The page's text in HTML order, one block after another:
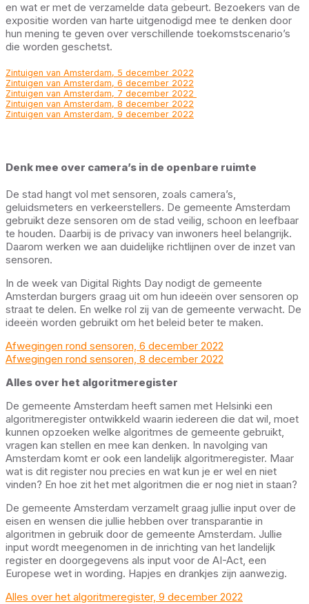
en wat er met de verzamelde data gebeurt. Bezoekers van de
expositie worden van harte uitgenodigd mee te denken door
hun mening te geven over verschillende toekomstscenario’s
die worden geschetst.
Zintuigen van Amsterdam, 5 december 2022
Zintuigen van Amsterdam, 6 december 2022
Zintuigen van Amsterdam, 7 december 2022
Zintuigen van Amsterdam, 8 december 2022
Zintuigen van Amsterdam, 9 december 2022
Denk mee over camera’s in de openbare ruimte
De stad hangt vol met sensoren, zoals camera’s,
geluidsmeters en verkeerstellers. De gemeente Amsterdam
gebruikt deze sensoren om de stad veilig, schoon en leefbaar
te houden. Daarbij is de privacy van inwoners heel belangrijk.
Daarom werken we aan duidelijke richtlijnen over de inzet van
sensoren.
In de week van Digital Rights Day nodigt de gemeente
Amsterdan burgers graag uit om hun ideeën over sensoren op
straat te delen. En welke rol zij van de gemeente verwacht. De
ideeën worden gebruikt om het beleid beter te maken.
Afwegingen rond sensoren, 6 december 2022
Afwegingen rond sensoren, 8 december 2022
Alles over het algoritmeregister
De gemeente Amsterdam heeft samen met Helsinki een
algoritmeregister ontwikkeld waarin iedereen die dat wil, moet
kunnen opzoeken welke algoritmes de gemeente gebruikt,
vragen kan stellen en mee kan denken. In navolging van
Amsterdam komt er ook een landelijk algoritmeregister. Maar
wat is dit register nou precies en wat kun je er wel en niet
vinden? En hoe zit het met algoritmen die er nog niet in staan?
De gemeente Amsterdam verzamelt graag jullie input over de
eisen en wensen die jullie hebben over transparantie in
algoritmen in gebruik door de gemeente Amsterdam. Jullie
input wordt meegenomen in de inrichting van het landelijk
register en doorgegevens als input voor de AI-Act, een
Europese wet in wording. Hapjes en drankjes zijn aanwezig.
Alles over het algoritmeregister, 9 december 2022